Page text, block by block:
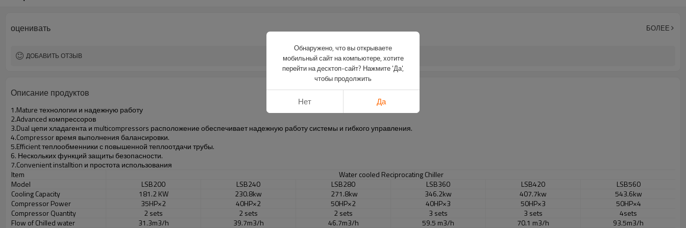
оценивать БОЛЕЕ
ДОБАВИТЬ ОТЗЫВ
Описание продуктов
1.Matureтехнологии и надежную работу
2.Advanced компрессоров
3.Dual цепихладагентаи multicompressors расположениеобеспечивает надежную работусистемы и гибкогоуправления.
4.Compressorвремя выполнения балансировки.
5.Efficientтеплообменникис повышеннойтеплоотдачитрубы.
6. Несколькихфункций защиты безопасности.
7.Convenientinstalltion и простота использования
Item
Water cooled Reciprocating Chiller
Model
LSB200 LSB240 LSB280 LSB360 LSB420
LSB560
Cooling Capacity
181.2 KW 230.8kw 271.8kw 346.2kw 407.7kw
543.6kw
Compressor Power
35HP×2 40HP×2 50HP×2 40HP×3 50HP×3
50HP×4
Compressor Quantity
2 sets 2 sets 2 sets 3 sets 3 sets
4sets
Flow of Chilled water
31.3m3/h 39.7m3/h 46.7m3/h 59.5 m3/h 70.1 m3/h
93.5m3/h
Обнаружено, что вы открываете
мобильный сайт на компьютере, хотите
перейти на десктоп-сайт? Нажмите 'Да',
чтобы продолжить
Нет Да